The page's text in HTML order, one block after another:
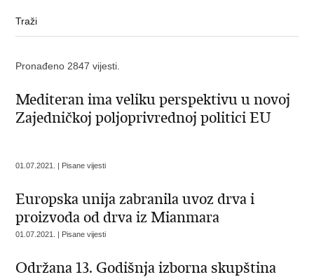
Pronađeno 2847 vijesti.
Mediteran ima veliku perspektivu u novoj
Zajedničkoj poljoprivrednoj politici EU
01.07.2021. | Pisane vijesti
Europska unija zabranila uvoz drva i
proizvoda od drva iz Mianmara
01.07.2021. | Pisane vijesti
Održana 13. Godišnja izborna skupština